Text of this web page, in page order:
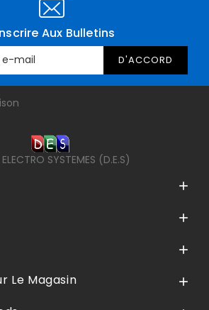
Aux Bulletins
SYSTEMES (D.E.S)



Le Magasin 